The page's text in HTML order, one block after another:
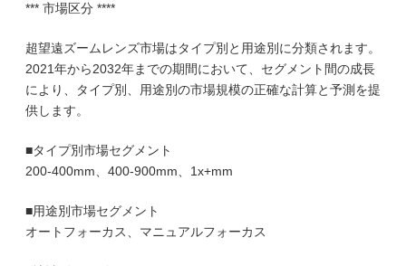
*** 市場区分 ****
超望遠ズームレンズ市場はタイプ別と用途別に分類されます。
2021年から2032年までの期間において、セグメント間の成長
により、タイプ別、用途別の市場規模の正確な計算と予測を提
供します。
■タイプ別市場セグメント
200-400mm、400-900mm、1x+mm
■用途別市場セグメント
オートフォーカス、マニュアルフォーカス